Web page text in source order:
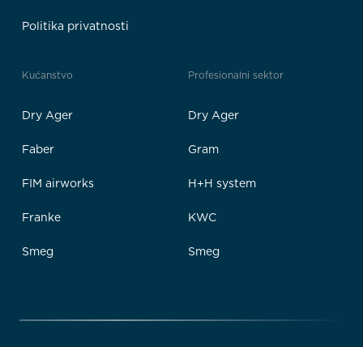
Politika privatnosti
Kućanstvo
Dry Ager
Faber
FIM airworks
Franke
Smeg
Profesionalni sektor
Dry Ager
Gram
H+H system
KWC
Smeg